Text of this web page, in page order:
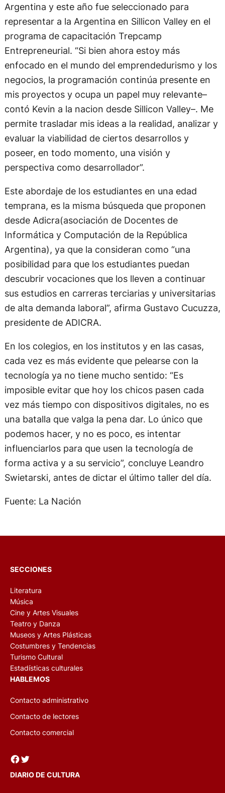
Argentina y este año fue seleccionado para
representar a la Argentina en Sillicon Valley en el
programa de capacitación Trepcamp
Entrepreneurial. “Si bien ahora estoy más
enfocado en el mundo del emprendedurismo y los
negocios, la programación continúa presente en
mis proyectos y ocupa un papel muy relevante–
contó Kevin a la nacion desde Sillicon Valley–. Me
permite trasladar mis ideas a la realidad, analizar y
evaluar la viabilidad de ciertos desarrollos y
poseer, en todo momento, una visión y
perspectiva como desarrollador”.
Este abordaje de los estudiantes en una edad
temprana, es la misma búsqueda que proponen
desde Adicra(asociación de Docentes de
Informática y Computación de la República
Argentina), ya que la consideran como “una
posibilidad para que los estudiantes puedan
descubrir vocaciones que los lleven a continuar
sus estudios en carreras terciarias y universitarias
de alta demanda laboral”, afirma Gustavo Cucuzza,
presidente de ADICRA.
En los colegios, en los institutos y en las casas,
cada vez es más evidente que pelearse con la
tecnología ya no tiene mucho sentido: “Es
imposible evitar que hoy los chicos pasen cada
vez más tiempo con dispositivos digitales, no es
una batalla que valga la pena dar. Lo único que
podemos hacer, y no es poco, es intentar
influenciarlos para que usen la tecnología de
forma activa y a su servicio”, concluye Leandro
Swietarski, antes de dictar el último taller del día.
Fuente: La Nación
SECCIONES
Literatura
Música
Cine y Artes Visuales
Teatro y Danza
Museos y Artes Plásticas
Costumbres y Tendencias
Turismo Cultural
Estadísticas culturales
HABLEMOS
Contacto administrativo
Contacto de lectores
Contacto comercial
Facebook Twitter
DIARIO DE CULTURA